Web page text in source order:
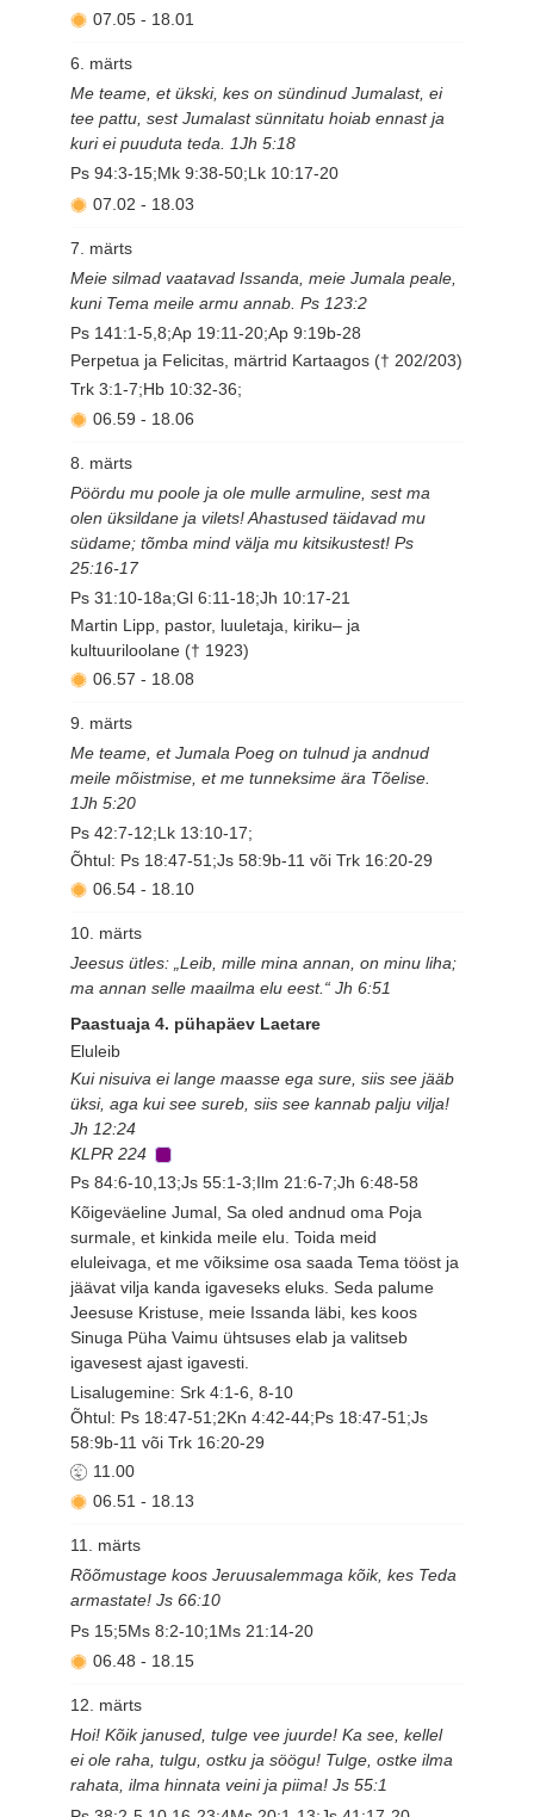
07.05 - 18.01
6. märts
Me teame, et ükski, kes on sündinud Jumalast, ei
tee pattu, sest Jumalast sünnitatu hoiab ennast ja
kuri ei puuduta teda. 1Jh 5:18
Ps 94:3-15;Mk 9:38-50;Lk 10:17-20
07.02 - 18.03
7. märts
Meie silmad vaatavad Issanda, meie Jumala peale,
kuni Tema meile armu annab. Ps 123:2
Ps 141:1-5,8;Ap 19:11-20;Ap 9:19b-28
Perpetua ja Felicitas, märtrid Kartaagos († 202/203)
Trk 3:1-7;Hb 10:32-36;
06.59 - 18.06
8. märts
Pöördu mu poole ja ole mulle armuline, sest ma
olen üksildane ja vilets! Ahastused täidavad mu
südame; tõmba mind välja mu kitsikustest! Ps
25:16-17
Ps 31:10-18a;Gl 6:11-18;Jh 10:17-21
Martin Lipp, pastor, luuletaja, kiriku– ja
kultuuriloolane († 1923)
06.57 - 18.08
9. märts
Me teame, et Jumala Poeg on tulnud ja andnud
meile mõistmise, et me tunneksime ära Tõelise.
1Jh 5:20
Ps 42:7-12;Lk 13:10-17;
Õhtul: Ps 18:47-51;Js 58:9b-11 või Trk 16:20-29
06.54 - 18.10
10. märts
Jeesus ütles: „Leib, mille mina annan, on minu liha;
ma annan selle maailma elu eest.“ Jh 6:51
Paastuaja 4. pühapäev Laetare
Eluleib
Kui nisuiva ei lange maasse ega sure, siis see jääb
üksi, aga kui see sureb, siis see kannab palju vilja!
Jh 12:24
KLPR 224
Ps 84:6-10,13;Js 55:1-3;Ilm 21:6-7;Jh 6:48-58
Kõigeväeline Jumal, Sa oled andnud oma Poja
surmale, et kinkida meile elu. Toida meid
eluleivaga, et me võiksime osa saada Tema tööst ja
jäävat vilja kanda igaveseks eluks. Seda palume
Jeesuse Kristuse, meie Issanda läbi, kes koos
Sinuga Püha Vaimu ühtsuses elab ja valitseb
igavesest ajast igavesti.
Lisalugemine: Srk 4:1-6, 8-10
Õhtul: Ps 18:47-51;2Kn 4:42-44;Ps 18:47-51;Js
58:9b-11 või Trk 16:20-29
11.00
06.51 - 18.13
11. märts
Rõõmustage koos Jeruusalemmaga kõik, kes Teda
armastate! Js 66:10
Ps 15;5Ms 8:2-10;1Ms 21:14-20
06.48 - 18.15
12. märts
Hoi! Kõik janused, tulge vee juurde! Ka see, kellel
ei ole raha, tulgu, ostku ja söögu! Tulge, ostke ilma
rahata, ilma hinnata veini ja piima! Js 55:1